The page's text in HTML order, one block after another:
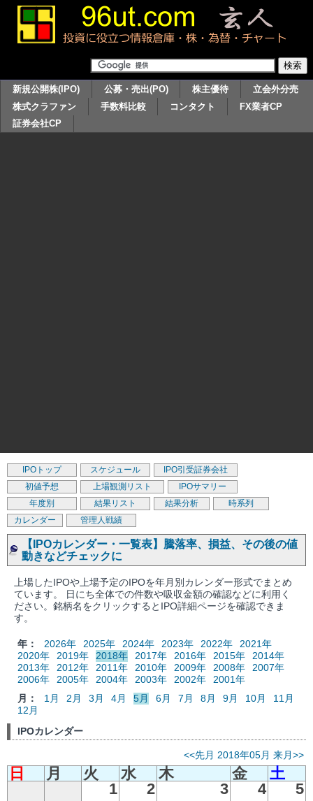
新規公開株(IPO) 公募・売出(PO) 株主優待
立会外分売
株式クラファン
手数料比較 コンタクト
FX業者CP
証券会社CP
IPOトップ スケジュール
IPO引受証券会社
初値予想
上場観測リスト
IPOサマリー
年度別
結果リスト 結果分析
時系列
カレンダー
管理人戦績
【IPOカレンダー・一覧表】騰落率、損益、その後の値
動きなどチェックに
上場したIPOや上場予定のIPOを年月別カレンダー形式でまとめ
ています。 日にち全体での件数や吸収金額の確認などに利用く
ださい。銘柄名をクリックするとIPO詳細ページを確認できま
す。
年： 2026年 2025年 2024年 2023年 2022年
2021年
2020年
2019年 2018年 2017年 2016年 2015年
2014年
2013年
2012年 2011年 2010年 2009年 2008年
2007年
2006年
2005年 2004年 2003年 2002年
2001年
月：
1月 2月 3月 4月 5月 6月 7月 8月 9月 10月
11月
12月
IPOカレンダー
<<先月 2018年05月 来月>>
日 月 火 水 木 金
土
1
2 3 4
5